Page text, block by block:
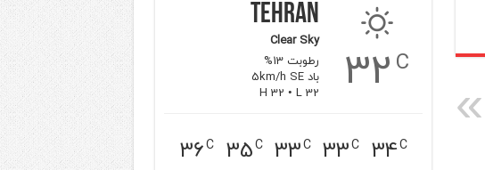
32C
Tehran
Clear Sky
رطوبت 13%
باد 5km/h SE
H 32 • L 32
34C
33C
33C
35C
36C